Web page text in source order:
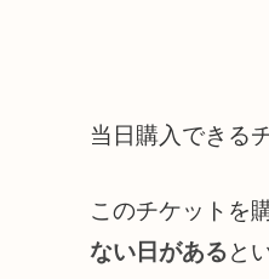
当日購入できる
このチケットを
ない日があると